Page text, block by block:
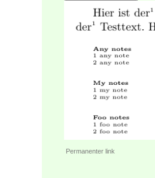
Permanenter link